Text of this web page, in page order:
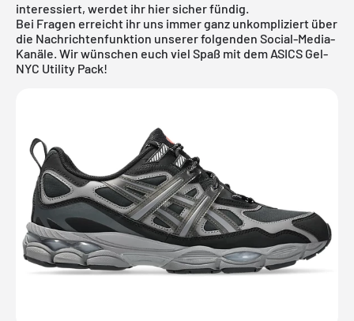
interessiert, werdet ihr hiersicher fündig.
Bei Fragen erreicht ihr uns immer ganz unkompliziert über
die Nachrichtenfunktion unserer folgenden Social-Media-
Kanäle. Wir wünschen euch viel Spaß mit dem ASICS Gel-
NYC Utility Pack!